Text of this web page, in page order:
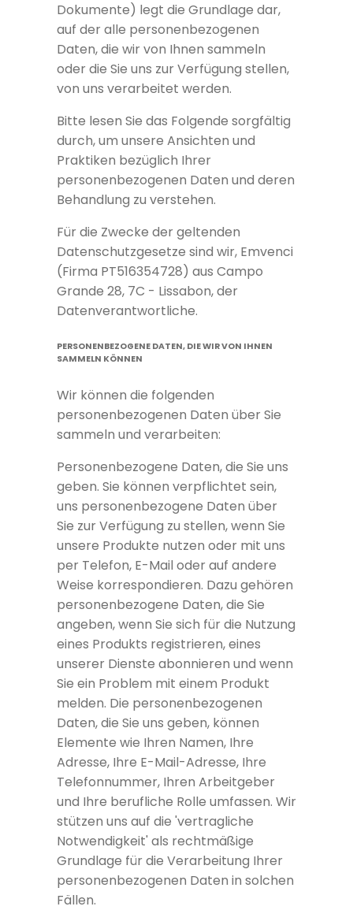
Dokumente) legt die Grundlage dar,
auf der alle personenbezogenen
Daten, die wir von Ihnen sammeln
oder die Sie uns zur Verfügung stellen,
von uns verarbeitet werden.
Bitte lesen Sie das Folgende sorgfältig
durch, um unsere Ansichten und
Praktiken bezüglich Ihrer
personenbezogenen Daten und deren
Behandlung zu verstehen.
Für die Zwecke der geltenden
Datenschutzgesetze sind wir, Emvenci
(Firma PT516354728) aus Campo
Grande 28, 7C - Lissabon, der
Datenverantwortliche.
PERSONENBEZOGENE DATEN, DIE WIR VON IHNEN
SAMMELN KÖNNEN
Wir können die folgenden
personenbezogenen Daten über Sie
sammeln und verarbeiten:
Personenbezogene Daten, die Sie uns
geben. Sie können verpflichtet sein,
uns personenbezogene Daten über
Sie zur Verfügung zu stellen, wenn Sie
unsere Produkte nutzen oder mit uns
per Telefon, E-Mail oder auf andere
Weise korrespondieren. Dazu gehören
personenbezogene Daten, die Sie
angeben, wenn Sie sich für die Nutzung
eines Produkts registrieren, eines
unserer Dienste abonnieren und wenn
Sie ein Problem mit einem Produkt
melden. Die personenbezogenen
Daten, die Sie uns geben, können
Elemente wie Ihren Namen, Ihre
Adresse, Ihre E-Mail-Adresse, Ihre
Telefonnummer, Ihren Arbeitgeber
und Ihre berufliche Rolle umfassen. Wir
stützen uns auf die 'vertragliche
Notwendigkeit' als rechtmäßige
Grundlage für die Verarbeitung Ihrer
personenbezogenen Daten in solchen
Fällen.